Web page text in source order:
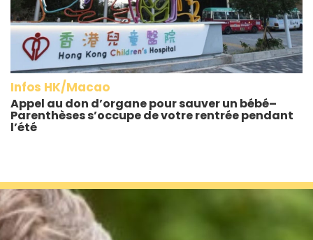
Infos HK/Macao
Appel au don d’organe pour sauver un bébé–
Parenthèses s’occupe de votre rentrée pendant
l’été